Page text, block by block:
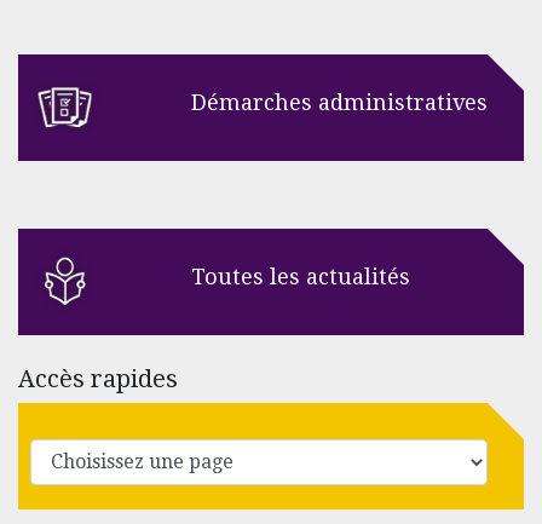
Démarches administratives
Toutes les actualités
Accès rapides